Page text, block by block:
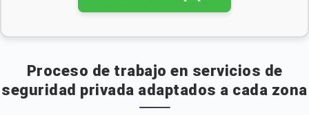
Proceso de trabajo en servicios de
seguridad privada adaptados a cada zona